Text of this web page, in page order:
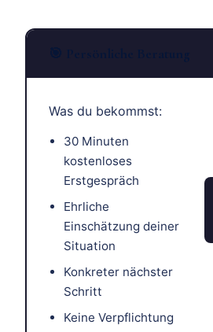
Was du bekommst:
30 Minuten
kostenloses
Erstgespräch
Ehrliche
Einschätzung deiner
Situation
Konkreter nächster
Schritt
Keine Verpflichtung